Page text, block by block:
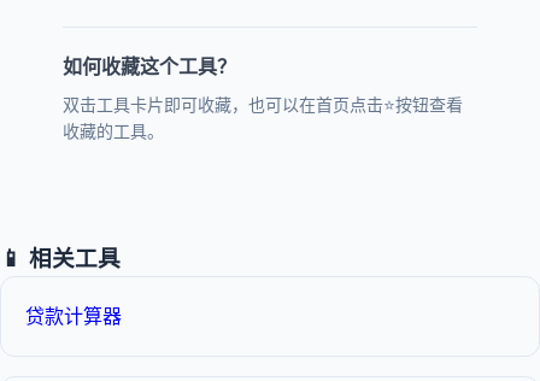
如何收藏这个工具？
双击工具卡片即可收藏，也可以在首页点击⭐按钮查看
收藏的工具。
📱 相关工具
贷款计算器